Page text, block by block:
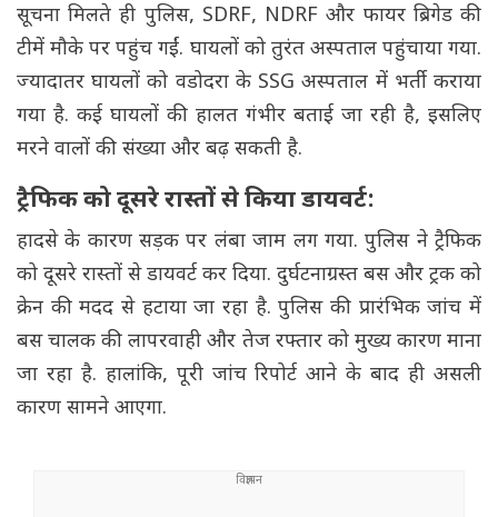
सूचना मिलते ही पुलिस, SDRF, NDRF और फायर ब्रिगेड की
टीमें मौके पर पहुंच गईं. घायलों को तुरंत अस्पताल पहुंचाया गया.
ज्यादातर घायलों को वडोदरा के SSG अस्पताल में भर्ती कराया
गया है. कई घायलों की हालत गंभीर बताई जा रही है, इसलिए
मरने वालों की संख्या और बढ़ सकती है.
ट्रैफिक को दूसरे रास्तों से किया डायवर्ट:
हादसे के कारण सड़क पर लंबा जाम लग गया. पुलिस ने ट्रैफिक
को दूसरे रास्तों से डायवर्ट कर दिया. दुर्घटनाग्रस्त बस और ट्रक को
क्रेन की मदद से हटाया जा रहा है. पुलिस की प्रारंभिक जांच में
बस चालक की लापरवाही और तेज रफ्तार को मुख्य कारण माना
जा रहा है. हालांकि, पूरी जांच रिपोर्ट आने के बाद ही असली
कारण सामने आएगा.